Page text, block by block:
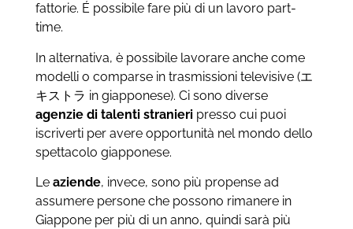
fattorie. É possibile fare più di un lavoro part-
time.
In alternativa, è possibile lavorare anche come
modelli o comparse in trasmissioni televisive (エ
キストラ in giapponese). Ci sono diverse
agenzie di talenti stranieripresso cui puoi
iscriverti per avere opportunità nel mondo dello
spettacolo giapponese.
Le aziende, invece, sono più propense ad
assumere persone che possono rimanere in
Giappone per più di un anno, quindi sarà più